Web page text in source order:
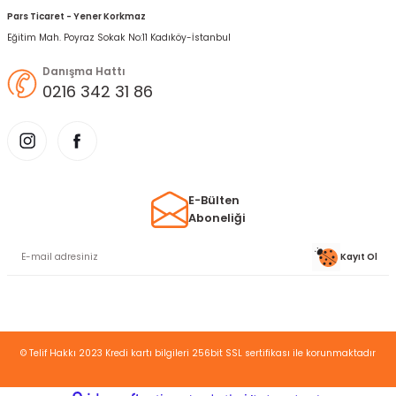
Pars Ticaret - Yener Korkmaz
Eğitim Mah. Poyraz Sokak No:11 Kadıköy-İstanbul
Danışma Hattı
0216 342 31 86
E-Bülten
Aboneliği
Kayıt Ol
© Telif Hakkı 2023 Kredi kartı bilgileri 256bit SSL sertifikası ile korunmaktadır